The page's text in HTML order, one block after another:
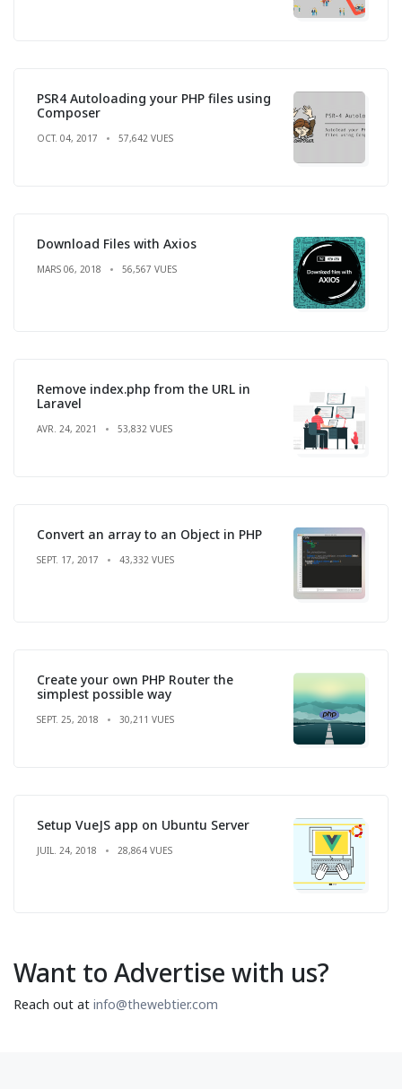
PSR4 Autoloading your PHP files using
Composer
OCT. 04, 2017 57,642 VUES
Download Files with Axios
MARS 06, 2018 56,567 VUES
Remove index.php from the URL in
Laravel
AVR. 24, 2021 53,832 VUES
Convert an array to an Object in PHP
SEPT. 17, 2017 43,332 VUES
Create your own PHP Router the
simplest possible way
SEPT. 25, 2018 30,211 VUES
Setup VueJS app on Ubuntu Server
JUIL. 24, 2018 28,864 VUES
Want to Advertise with us?
Reach out at info@thewebtier.com